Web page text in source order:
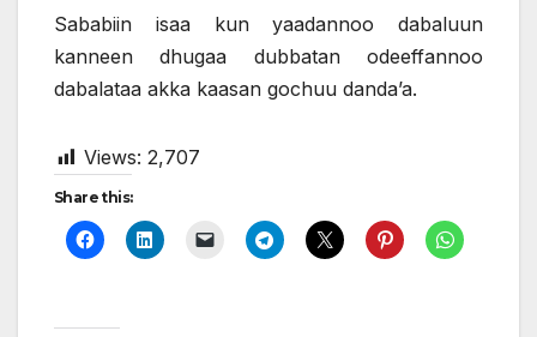
Sababiin isaa kun yaadannoo dabaluun
kanneen dhugaa dubbatan odeeffannoo
dabalataa akka kaasan gochuu danda’a.
Views: 2,707
Share this: